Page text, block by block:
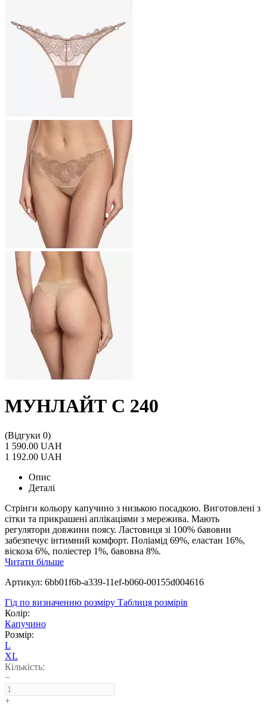
МУНЛАЙТ С 240
(Відгуки 0)
1 590.00 UAH
1 192.00 UAH
Опис
Деталі
Стрінги кольору капучино з низькою посадкою. Виготовлені з
сітки та прикрашені аплікаціями з мережива. Мають
регулятори довжини поясу. Ластовиця зі 100% бавовни
забезпечує інтимний комфорт. Поліамід 69%, еластан 16%,
віскоза 6%, поліестер 1%, бавовна 8%.
Читати більше
Артикул: 6bb01f6b-a339-11ef-b060-00155d004616
Гід по визначенню розміру Таблиця розмірів
Колір:
Капучино
Розмір:
L
XL
Кількість:
−
+